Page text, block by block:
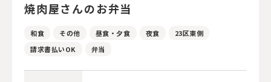
焼肉屋さんのお弁当
和食 その他 昼食・夕食 夜食
23区東側
請求書払いOK
弁当